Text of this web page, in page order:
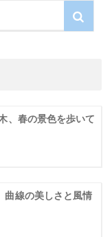
、春の景色を歩いて
曲線の美しさと風情